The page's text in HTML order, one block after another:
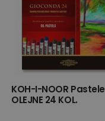
KOH-I-NOOR Pastele
OLEJNE 24 KOL.